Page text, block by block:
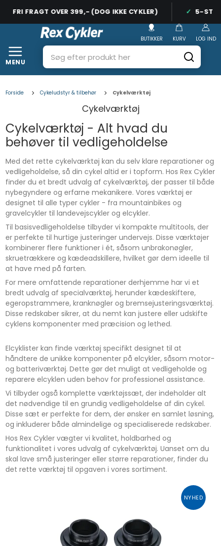
FRI FRAGT OVER 399,- (DOG IKKE CYKLER) 5-
MENU
LOG IND
BUTIKKER KURV
Forside Cykeludstyr & tilbehør Cykelværktøj
Cykelværktøj
Cykelværktøj - Alt hvad du
behøver til vedligeholdelse
Med det rette cykelværktøj kan du selv klare reparationer og
vedligeholdelse, så din cykel altid er i topform. Hos Rex Cykler
finder du et bredt udvalg af cykelværktøj, der passer til både
nybegyndere og erfarne mekanikere. Vores værktøj er
designet til alle typer cykler - fra mountainbikes og
gravelcykler til landevejscykler og elcykler.
Til basisvedligeholdelse tilbyder vi kompakte multitools, der
er perfekte til hurtige justeringer undervejs. Disse værktøjer
kombinerer flere funktioner i ét, såsom unbrakonøgler,
skruetrækkere og kædeadskillere, hvilket gør dem ideelle til
at have med på farten.
For mere omfattende reparationer derhjemme har vi et
bredt udvalg af specialværktøj, herunder kædeskiftere,
egeropstrammere, kranknøgler og bremsejusteringsværktøj.
Disse redskaber sikrer, at du nemt kan justere eller udskifte
cyklens komponenter med præcision og lethed.
Elcyklister kan finde værktøj specifikt designet til at
håndtere de unikke komponenter på elcykler, såsom motor-
og batteriværktøj. Dette gør det muligt at vedligeholde og
reparere elcyklen uden behov for professionel assistance.
Vi tilbyder også komplette værktøjssæt, der indeholder alt
det nødvendige til en grundig vedligeholdelse af din cykel.
Disse sæt er perfekte for dem, der ønsker en samlet løsning,
og inkluderer både almindelige og specialiserede redskaber.
Hos Rex Cykler vægter vi kvalitet, holdbarhed og
funktionalitet i vores udvalg af cykelværktøj. Uanset om du
skal lave små justeringer eller større reparationer, finder du
det rette værktøj til opgaven i vores sortiment.
NYHED